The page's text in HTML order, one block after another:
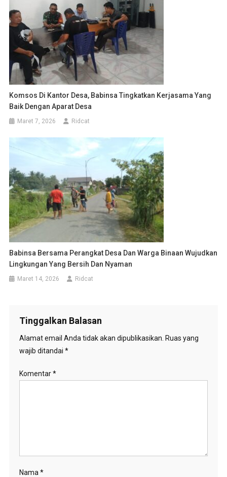
Komsos Di Kantor Desa, Babinsa Tingkatkan Kerjasama Yang
Baik Dengan Aparat Desa
Maret 7, 2026 Ridcat
Babinsa Bersama Perangkat Desa Dan Warga Binaan Wujudkan
Lingkungan Yang Bersih Dan Nyaman
Maret 14, 2026 Ridcat
Tinggalkan Balasan
Alamat email Anda tidak akan dipublikasikan. Ruas yang
wajib ditandai *
Komentar*
Nama *